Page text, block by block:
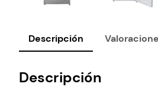
Descripción
Descripción